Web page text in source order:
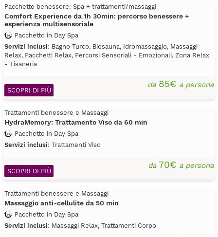
Pacchetto benessere: Spa + trattamenti/massaggi
Comfort Experience da 1h 30min: percorso benessere +
esperienza multisensoriale
Pacchetto in Day Spa
Servizi inclusi: Bagno Turco, Biosauna, Idromassaggio, Massaggi
Relax, Pacchetti Relax, Percorsi Sensoriali - Emozionali, Zona Relax
- Tisaneria
da85€ a persona
SCOPRI DI PIÙ
Trattamenti benessere e Massaggi
HydraMemory: Trattamento Viso da 60 min
Pacchetto in Day Spa
Servizi inclusi: Trattamenti Viso
da70€ a persona
SCOPRI DI PIÙ
Trattamenti benessere e Massaggi
Massaggio anti-cellulite da 50 min
Pacchetto in Day Spa
Servizi inclusi: Massaggi Relax, Trattamenti Corpo